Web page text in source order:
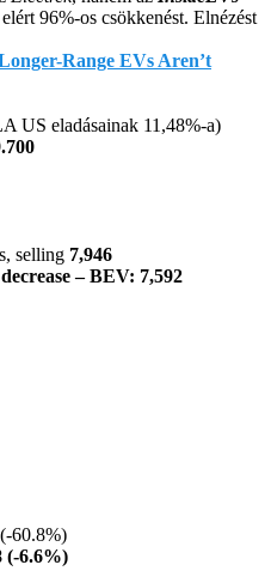
96%-os csökkenést. Elnézést
Range EVs Aren’t
US eladásainak 11,48%-a)
selling 7,946
– BEV: 7,592
60.8%)
(-6.6%)